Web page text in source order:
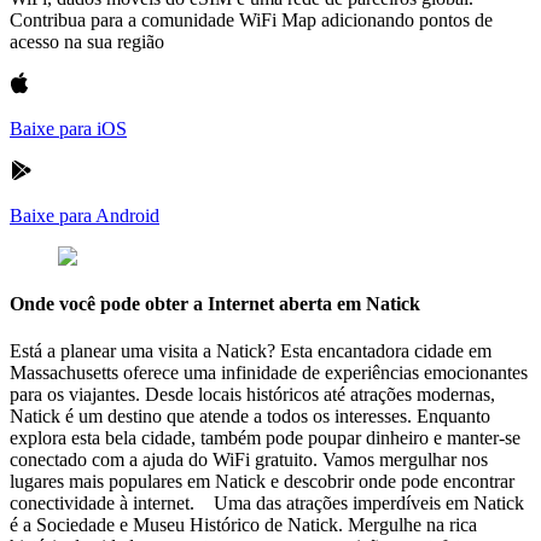
Contribua para a comunidade WiFi Map adicionando pontos de
acesso na sua região
Baixe para iOS
Baixe para Android
Onde você pode obter a Internet aberta em Natick
Está a planear uma visita a Natick? Esta encantadora cidade em
Massachusetts oferece uma infinidade de experiências emocionantes
para os viajantes. Desde locais históricos até atrações modernas,
Natick é um destino que atende a todos os interesses. Enquanto
explora esta bela cidade, também pode poupar dinheiro e manter-se
conectado com a ajuda do WiFi gratuito. Vamos mergulhar nos
lugares mais populares em Natick e descobrir onde pode encontrar
conectividade à internet. Uma das atrações imperdíveis em Natick
é a Sociedade e Museu Histórico de Natick. Mergulhe na rica